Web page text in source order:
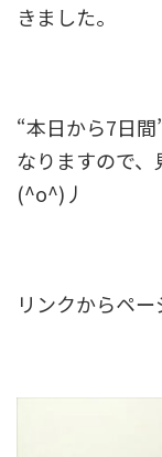
きました。
“本日から7日
なりますので
(^o^)丿
リンクからペー